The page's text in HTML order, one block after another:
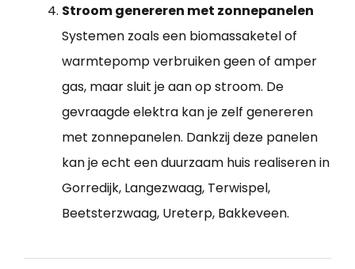
Stroom genereren met zonnepanelen
Systemen zoals een biomassaketel of
warmtepomp verbruiken geen of amper
gas, maar sluit je aan op stroom. De
gevraagde elektra kan je zelf genereren
met zonnepanelen. Dankzij deze panelen
kan je echt een duurzaam huis realiseren in
Gorredijk, Langezwaag, Terwispel,
Beetsterzwaag, Ureterp, Bakkeveen.